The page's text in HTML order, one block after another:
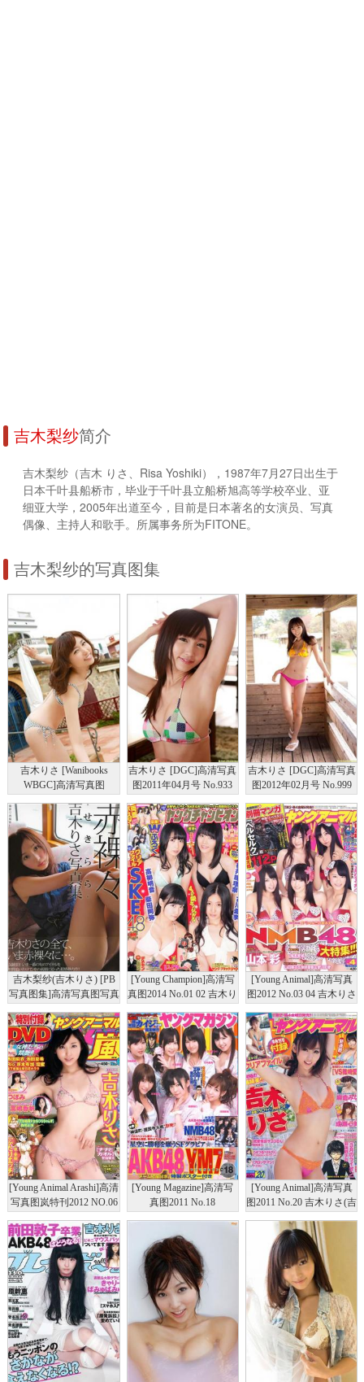
吉木梨纱简介
吉木梨纱（吉木 りさ、Risa Yoshiki），1987年7月27日出生于
日本千叶县船桥市，毕业于千叶县立船桥旭高等学校卒业、亚
细亚大学，2005年出道至今，目前是日本著名的女演员、写真
偶像、主持人和歌手。所属事务所为FITONE。
吉木梨纱的写真图集
吉木りさ [Wanibooks
WBGC]高清写真图
吉木りさ [DGC]高清写真
图2011年04月号 No.933
吉木りさ [DGC]高清写真
图2012年02月号 No.999
吉木梨纱(吉木りさ) [PB
写真图集]高清写真图写真
ら-』
[Young Champion]高清写
真图2014 No.01 02 吉木り
[Young Animal]高清写真
图2012 No.03 04 吉木りさ
ナ NMB48 山本彩 山本
奈々
[Young Animal Arashi]高清
写真图岚特刊2012 NO.06
麻衣 池田夏希
[Young Magazine]高清写
真图2011 No.18
[Young Animal]高清写真
图2011 No.20 吉木りさ(吉
美